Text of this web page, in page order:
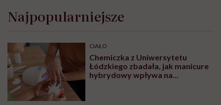
Najpopularniejsze
CIAŁO
Chemiczka z Uniwersytetu
Łódzkiego zbadała, jak manicure
hybrydowy wpływa na